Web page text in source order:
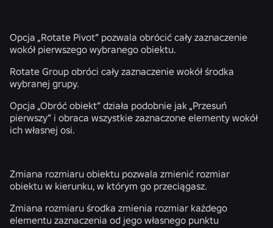
Opcja „Rotate Pivot” pozwala obrócić cały zaznaczenie
wokół pierwszego wybranego obiektu.
Rotate Group obróci cały zaznaczenie wokół środka
wybranej grupy.
Opcja „Obróć obiekt” działa podobnie jak „Przesuń
pierwszy” i obraca wszystkie zaznaczone elementy wokół
ich własnej osi.
Zmiana rozmiaru obiektu pozwala zmienić rozmiar
obiektu w kierunku, w którym go przeciągasz.
Zmiana rozmiaru środka zmienia rozmiar każdego
elementu zaznaczenia od jego własnego punktu